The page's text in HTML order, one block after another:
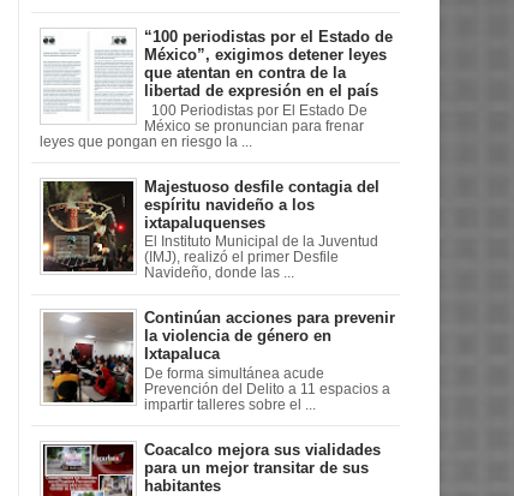
“100 periodistas por el Estado de
México”, exigimos detener leyes
que atentan en contra de la
libertad de expresión en el país
100 Periodistas por El Estado De
México se pronuncian para frenar
leyes que pongan en riesgo la ...
Majestuoso desfile contagia del
espíritu navideño a los
ixtapaluquenses
El Instituto Municipal de la Juventud
(IMJ), realizó el primer Desfile
Navideño, donde las ...
Continúan acciones para prevenir
la violencia de género en
Ixtapaluca
De forma simultánea acude
Prevención del Delito a 11 espacios a
impartir talleres sobre el ...
Coacalco mejora sus vialidades
para un mejor transitar de sus
habitantes